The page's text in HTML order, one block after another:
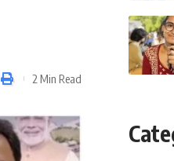
2 Min Read